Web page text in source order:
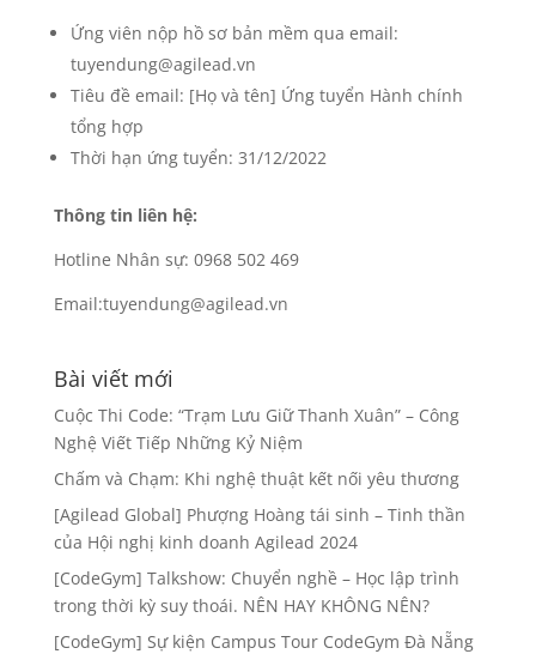
Ứng viên nộp hồ sơ bản mềm qua email:
tuyendung@agilead.vn
Tiêu đề email: [Họ và tên] Ứng tuyển Hành chính
tổng hợp
Thời hạn ứng tuyển: 31/12/2022
Thông tin liên hệ:
Hotline Nhân sự: 0968 502 469
Email:tuyendung@agilead.vn
Bài viết mới
Cuộc Thi Code: “Trạm Lưu Giữ Thanh Xuân” – Công
Nghệ Viết Tiếp Những Kỷ Niệm
Chấm và Chạm: Khi nghệ thuật kết nối yêu thương
[Agilead Global] Phượng Hoàng tái sinh – Tinh thần
của Hội nghị kinh doanh Agilead 2024
[CodeGym] Talkshow: Chuyển nghề – Học lập trình
trong thời kỳ suy thoái. NÊN HAY KHÔNG NÊN?
[CodeGym] Sự kiện Campus Tour CodeGym Đà Nẵng